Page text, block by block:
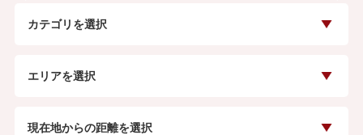
カテゴリを選択
エリアを選択
現在地からの距離を選択